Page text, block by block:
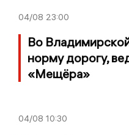
04/08 23:00
Во
норму дорогу,
«Мещёра»
04/08 10:30